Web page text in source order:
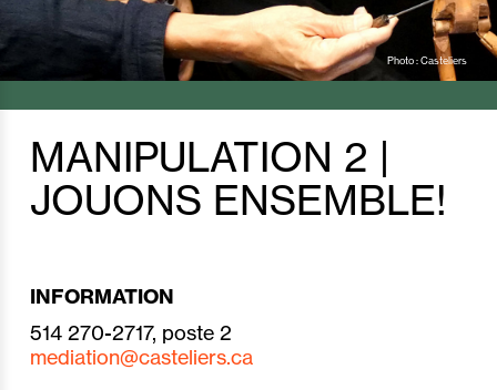
Photo : Casteliers
MANIPULATION 2 |
JOUONS ENSEMBLE!
INFORMATION
514 270-2717, poste 2
mediation@casteliers.ca